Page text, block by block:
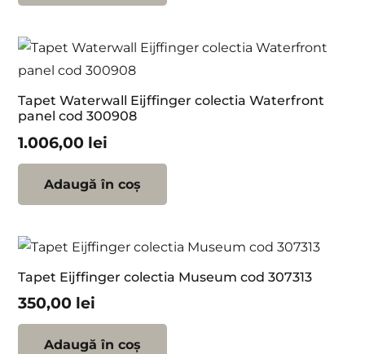
Tapet Waterwall Eijffinger colectia Waterfront
panel cod 300908
1.006,00 lei
Adaugă în coș
Tapet Eijffinger colectia Museum cod 307313
350,00 lei
Adaugă în coș